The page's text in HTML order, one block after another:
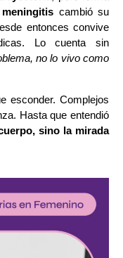
meningitis cambió su
entonces convive
Lo cuenta sin
no lo vivo como
esconder. Complejos
Hasta que entendió
sino la mirada